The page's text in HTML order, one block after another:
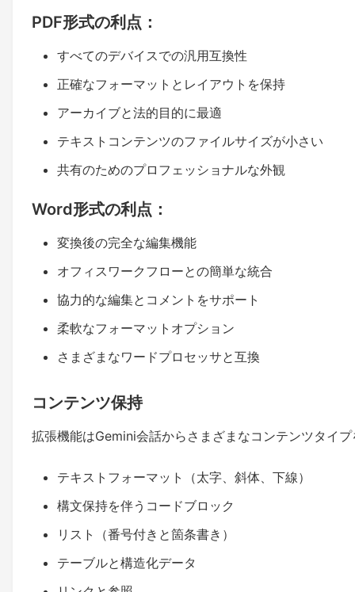
PDF形式の利点：
すべてのデバイスでの汎用互換性
正確なフォーマットとレイアウトを保持
アーカイブと法的目的に最適
テキストコンテンツのファイルサイズが小さい
共有のためのプロフェッショナルな外観
Word形式の利点：
変換後の完全な編集機能
オフィスワークフローとの簡単な統合
協力的な編集とコメントをサポート
柔軟なフォーマットオプション
さまざまなワードプロセッサと互換
コンテンツ保持
拡張機能はGemini会話からさまざまなコンテンツタイ
テキストフォーマット（太字、斜体、下線）
構文保持を伴うコードブロック
リスト（番号付きと箇条書き）
テーブルと構造化データ